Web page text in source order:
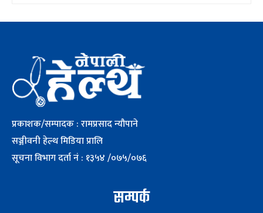
प्रकाशक/सम्पादक : रामप्रसाद न्यौपाने
सञ्जीवनी हेल्थ मिडिया प्रालि
सूचना विभाग दर्ता नं : १३५४ /०७५/०७६
सम्पर्क